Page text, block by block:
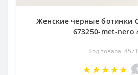
Женские черные ботинки
673250-met-nero
Код товара: 4571
1